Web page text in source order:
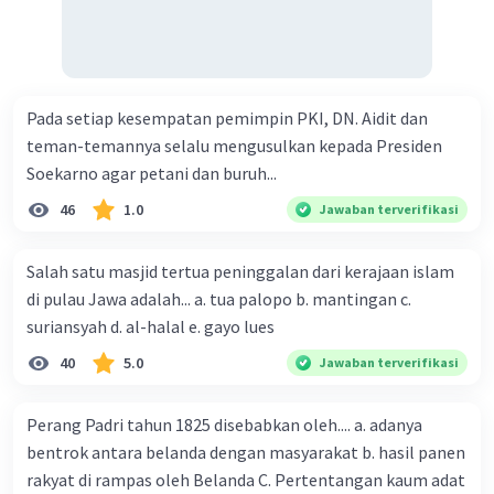
Pada setiap kesempatan pemimpin PKI, DN. Aidit dan
teman-temannya selalu mengusulkan kepada Presiden
Soekarno agar petani dan buruh...
46 1.0 Jawaban terverifikasi
Salah satu masjid tertua peninggalan dari kerajaan islam
di pulau Jawa adalah... a. tua palopo b. mantingan c.
suriansyah d. al-halal e. gayo lues
40 5.0 Jawaban terverifikasi
Perang Padri tahun 1825 disebabkan oleh.... a. adanya
bentrok antara belanda dengan masyarakat b. hasil panen
rakyat di rampas oleh Belanda C. Pertentangan kaum adat